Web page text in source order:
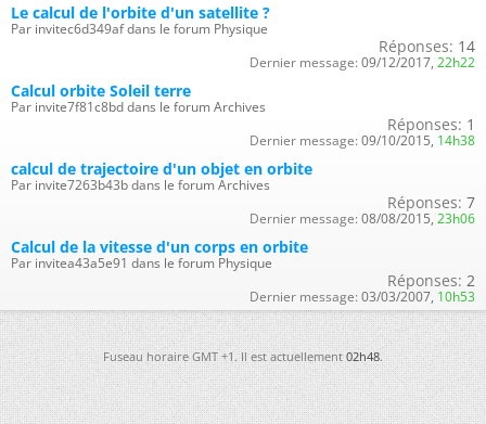
Le calcul de l'orbite d'un satellite ?
Par invitec6d349af dans le forum Physique
Réponses: 14
Dernier message: 09/12/2017, 22h22
Calcul orbite Soleil terre
Par invite7f81c8bd dans le forum Archives
Réponses: 1
Dernier message: 09/10/2015, 14h38
calcul de trajectoire d'un objet en orbite
Par invite7263b43b dans le forum Archives
Réponses: 7
Dernier message: 08/08/2015, 23h06
Calcul de la vitesse d'un corps en orbite
Par invitea43a5e91 dans le forum Physique
Réponses: 2
Dernier message: 03/03/2007, 10h53
Fuseau horaire GMT +1. Il est actuellement02h48.